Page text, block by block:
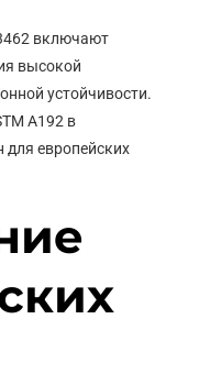
включают
высокой
устойчивости.
A192 в
для европейских